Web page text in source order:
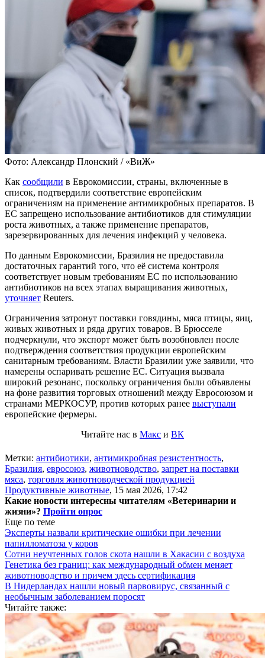
Фото: Александр Плонский / «ВиЖ»
Как сообщили в Еврокомиссии, страны, включенные в
список, подтвердили соответствие европейским
ограничениям на применение антимикробных препаратов. В
ЕС запрещено использование антибиотиков для стимуляции
роста животных, а также применение препаратов,
зарезервированных для лечения инфекций у человека.
По данным Еврокомиссии, Бразилия не предоставила
достаточных гарантий того, что её система контроля
соответствует новым требованиям ЕС по использованию
антибиотиков на всех этапах выращивания животных,
уточняет Reuters.
Ограничения затронут поставки говядины, мяса птицы, яиц,
живых животных и ряда других товаров. В Брюсселе
подчеркнули, что экспорт может быть возобновлен после
подтверждения соответствия продукции европейским
санитарным требованиям. Власти Бразилии уже заявили, что
намерены оспаривать решение ЕС. Ситуация вызвала
широкий резонанс, поскольку ограничения были объявлены
на фоне развития торговых отношений между Евросоюзом и
странами МЕРКОСУР, против которых ранее выступали
европейские фермеры.
Читайте нас в Макс и ВК
Метки: антибиотики, антимикробная резистентность,
Бразилия, евросоюз, животноводство, запрет на поставки
мяса, торговля животноводческой продукцией
Продуктивные животные, 15 мая 2026, 17:42
Какие новости интересны читателям «Ветеринарии и
жизни»? Пройти опрос
Еще по теме
Эксперты назвали критические ошибки при лечении
папилломатоза у коров
Сотни неучтенных голов скота нашли в Хакасии с воздуха
Генетика без границ: как международный обмен меняет
животноводство и причем здесь сертификация
В Нидерландах нашли новый парвовирус, связанный с
необычным заболеванием поросят
Читайте также: